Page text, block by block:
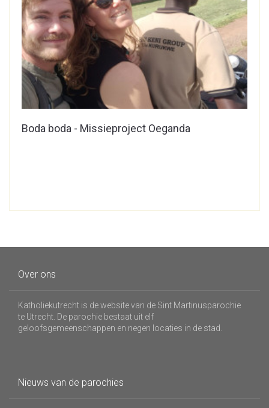
Boda boda - Missieproject Oeganda
Over ons
Katholiekutrecht is de website van de Sint Martinusparochie
te Utrecht. De parochie bestaat uit elf
geloofsgemeenschappen en negen locaties in de stad.
Nieuws van de parochies